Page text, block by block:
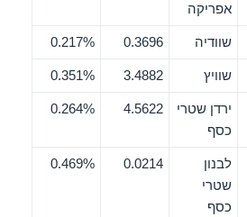
אפריקה
שוודיה 0.3696
0.217%
שוויץ 3.4882
0.351%
ירדן שטרי
כסף
4.5622
0.264%
לבנון
שטרי
כסף
0.0214
0.469%